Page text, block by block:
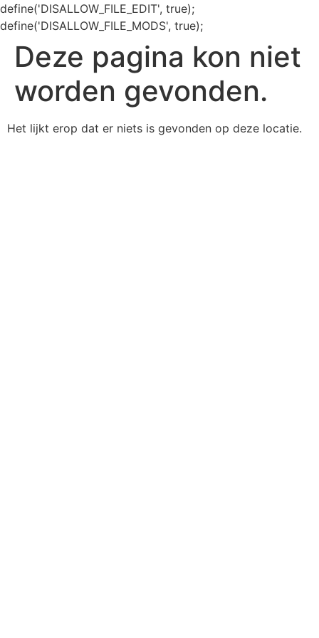
define('DISALLOW_FILE_EDIT', true);
define('DISALLOW_FILE_MODS', true);
Deze pagina kon niet
worden gevonden.
Het lijkt erop dat er niets is gevonden op deze locatie.